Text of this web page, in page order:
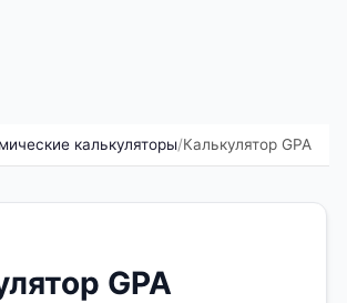
калькуляторы/Калькулятор GPA
GPA